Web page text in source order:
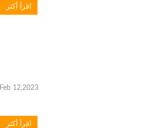
اقرأ أكثر
Feb 12,2023
اقرأ أكثر